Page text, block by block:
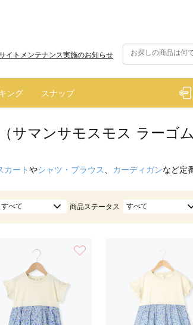
運輸の配送遅延・停止について
ング スナップ
サマンサモスモス ラーゴ
カートやシャツ・ブラウス カーディガンなど定
すべて 商品ステータス すべて